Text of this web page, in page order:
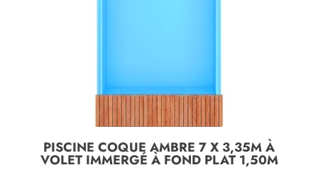
PISCINE COQUE AMBRE 7 X 3,35M À
VOLET IMMERGÉ À FOND PLAT 1,50M